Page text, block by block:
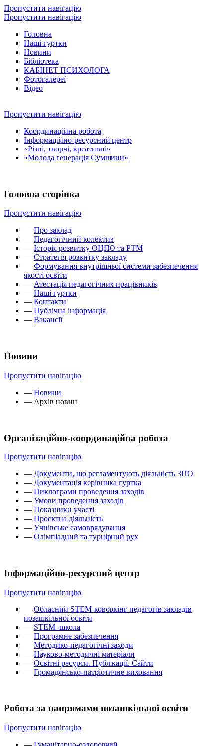
Пропустити навігацію
Пропустити навігацію
Головна
Наші гуртки
Новини
Бібліотека
КАБІНЕТ ПСИХОЛОГА
Фотогалереї
Відео
Пропустити навігацію
Координаційна робота
Інформаційно-ресурсний центр
«Різні, творчі, креативні»
«Молода генерація Сумщини»
Головна сторінка
Пропустити навігацію
— Про заклад
— Педагогічний колектив
— Історія розвитку ОЦПО та РТМ
— Стратегія розвитку закладу
— Формування внутрішньої системи забезпечення
якості освіти
— Атестація педагогічних працівників
— Наші гуртки
— Контакти
— Публічна інформація
— Вакансії
Новини
Пропустити навігацію
— Новини
— Архів новин
Організаційно-координаційна робота
Пропустити навігацію
— Документи, що регламентують діяльність ЗПО
— Документація керівника гуртка
— Циклограми проведення заходів
— Умови проведення заходів
— Показники участі
— Проєктна діяльність
— Учнівське самоврядування
— Олімпіадний та турнірний рух
Інформаційно-ресурсний центр
Пропустити навігацію
— Обласний STEM-коворкінг педагогів закладів
позашкільної освіти
— STEM–школа
— Програмне забезпечення
— Методико-педагогічні заходи
— Науково-методичні матеріали
— Освітні ресурси. Публікації. Сайти
— Громадянсько-патріотичне виховання
Робота за напрямами позашкільної освіти
Пропустити навігацію